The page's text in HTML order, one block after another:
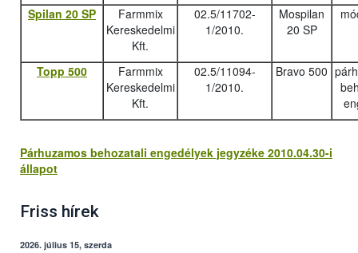
Spilan 20 SP
Farmmix
Kereskedelmi
Kft.
02.5/11702-
1/2010.
Mospilan
20 SP
Topp 500
Farmmix
Kereskedelmi
Kft.
02.5/11094-
1/2010.
Bravo 500
Párhuzamos behozatali engedélyek jegyzéke 2010.04.30-i
állapot
Friss hírek
2026. július 15, szerda